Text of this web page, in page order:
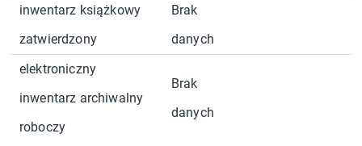
inwentarz książkowy
zatwierdzony
Brak
danych
elektroniczny
inwentarz archiwalny
roboczy
Brak
danych